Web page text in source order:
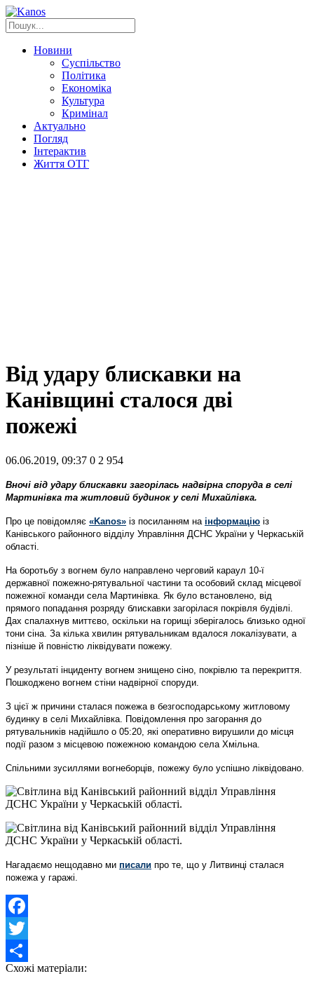
Новини
Суспільство
Політика
Економіка
Культура
Кримінал
Актуально
Погляд
Інтерактив
Життя ОТГ
Від удару блискавки на
Канівщині сталося дві
пожежі
06.06.2019, 09:37 0 2 954
Вночі від удару блискавки загорілась надвірна споруда в селі
Мартинівка та житловий будинок у селі Михайлівка.
Про це повідомляє «Kanos» із посиланням на інформацію із
Канівського районного відділу Управління ДСНС України у Черкаській
області.
На боротьбу з вогнем було направлено черговий караул 10-ї
державної пожежно-рятувальної частини та особовий склад місцевої
пожежної команди села Мартинівка. Як було встановлено, від
прямого попадання розряду блискавки загорілася покрівля будівлі.
Дах спалахнув миттєво, оскільки на горищі зберігалось близько одної
тони сіна. За кілька хвилин рятувальникам вдалося локалізувати, а
пізніше й повністю ліквідувати пожежу.
У результаті інциденту вогнем знищено сіно, покрівлю та перекриття.
Пошкоджено вогнем стіни надвірної споруди.
З цієї ж причини сталася пожежа в безгосподарському житловому
будинку в селі Михайлівка. Повідомлення про загорання до
рятувальників надійшло о 05:20, які оперативно вирушили до місця
події разом з місцевою пожежною командою села Хмільна.
Спільними зусиллями вогнеборців, пожежу було успішно ліквідовано.
Нагадаємо нещодавно ми писали про те, що у Литвинці сталася
пожежа у гаражі.
Facebook
Twitter
Share
Схожі матеріали: